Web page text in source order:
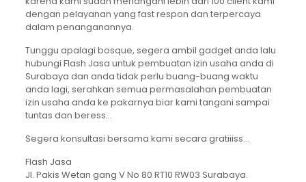
dengan pelayanan yang fast respon dan terpercaya
dalam penanganannya.
Tunggu apalagi bosque, segera ambil gadget anda lalu
hubungi Flash Jasa untuk pembuatan izin usaha anda di
Surabaya dan anda tidak perlu buang-buang waktu
anda lagi, serahkan semua permasalahan pembuatan
izin usaha anda ke pakarnya biar kami tangani sampai
tuntas dan beress…
Segera konsultasi bersama kami secara gratiiiss…
Flash Jasa
Jl. Pakis Wetan gang V No 80 RT10 RW03 Surabaya.